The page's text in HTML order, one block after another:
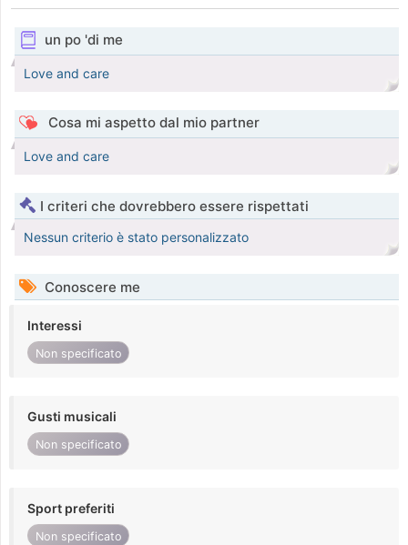
un po 'di me
Love and care
Cosa mi aspetto dal mio partner
Love and care
I criteri che dovrebbero essere rispettati
Nessun criterio è stato personalizzato
Conoscere me
Interessi
Non specificato
Gusti musicali
Non specificato
Sport preferiti
Non specificato